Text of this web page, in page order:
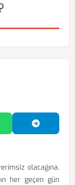
Paylaş
olacağına,
her geçen gün